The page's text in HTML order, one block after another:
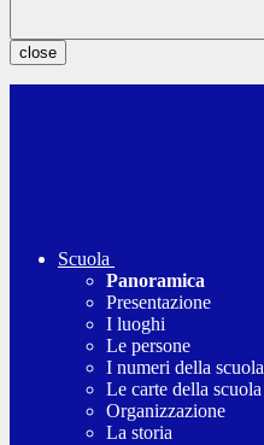
close
Scuola
Panoramica
Presentazione
I luoghi
Le persone
I numeri della scuola
Le carte della scuola
Organizzazione
La storia